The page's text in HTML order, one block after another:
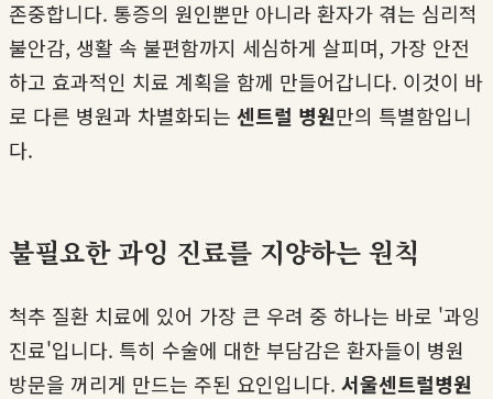
존중합니다. 통증의 원인뿐만 아니라 환자가 겪는 심리적
불안감, 생활 속 불편함까지 세심하게 살피며, 가장 안전
하고 효과적인 치료 계획을 함께 만들어갑니다. 이것이 바
로 다른 병원과 차별화되는 센트럴 병원만의 특별함입니
다.
불필요한 과잉 진료를 지양하는 원칙
척추 질환 치료에 있어 가장 큰 우려 중 하나는 바로 '과잉
진료'입니다. 특히 수술에 대한 부담감은 환자들이 병원
방문을 꺼리게 만드는 주된 요인입니다. 서울센트럴병원